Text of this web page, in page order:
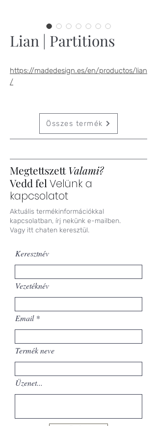
Lian | Partitions
https://madedesign.es/en/productos/lian
/
Összes termék
Megtettszett Valami?
Vedd fel Velünk a
kapcsolatot
Aktuális termékinformációkkal
kapcsolatban, írj nekünk e-mailben.
Vagy itt chaten keresztül.
Keresztnév
Vezetéknév
Email
Termék neve
Üzenet...